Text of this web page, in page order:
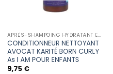
APRÈS-SHAMPOING HYDRATANT ENFANT
CONDITIONNEUR NETTOYANT
AVOCAT KARITÉ BORN CURLY
As I AM POUR ENFANTS
9,75 €